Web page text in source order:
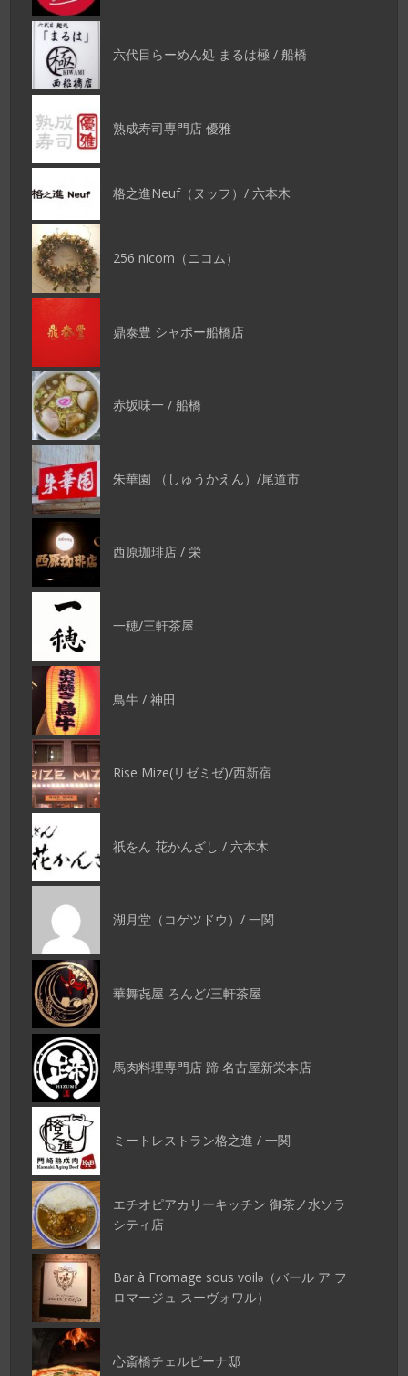
六代目らーめん処 まるは極 / 船橋
熟成寿司専門店 優雅
格之進Neuf（ヌッフ）/ 六本木
256 nicom（ニコム）
鼎泰豊 シャポー船橋店
赤坂味一 / 船橋
朱華園 （しゅうかえん）/尾道市
西原珈琲店 / 栄
一穂/三軒茶屋
鳥牛 / 神田
Rise Mize(リゼミゼ)/西新宿
祇をん 花かんざし / 六本木
湖月堂（コゲツドウ）/ 一関
華舞㐂屋 ろんど/三軒茶屋
馬肉料理専門店 蹄 名古屋新栄本店
ミートレストラン格之進 / 一関
エチオピアカリーキッチン 御茶ノ水ソラ
シティ店
Bar à Fromage sous voilǝ（バール ア フ
ロマージュ スーヴォワル）
心斎橋チェルピーナ邸